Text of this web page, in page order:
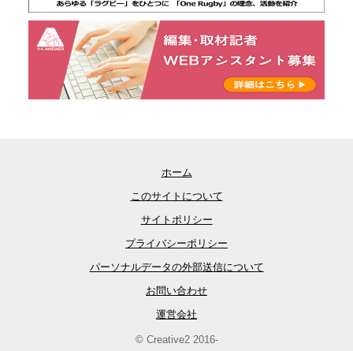
ホーム
このサイトについて
サイトポリシー
プライバシーポリシー
パーソナルデータの外部送信について
お問い合わせ
運営会社
© Creative2 2016-